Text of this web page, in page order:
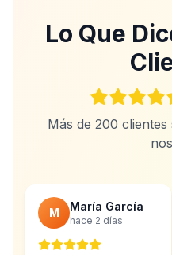
Lo Que
Más de 200
M María García
hace 2 días